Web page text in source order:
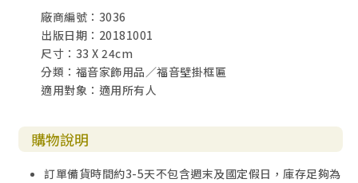
廠商編號：3036
出版日期：20181001
尺寸：33 X 24cm
分類：福音家飾用品／福音壁掛框匾
適用對象：適用所有人
購物說明
訂單備貨時間約3-5天不包含週末及國定假日，庫存足夠為